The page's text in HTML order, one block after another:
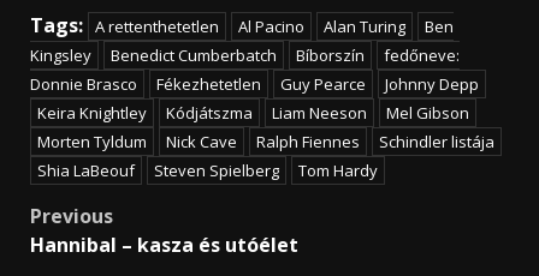
Tags: A rettenthetetlen Al Pacino Alan Turing
Ben
Kingsley
Benedict Cumberbatch Bíborszín
fedőneve:
Donnie Brasco
Fékezhetetlen Guy Pearce
Johnny Depp
Keira Knightley
Kódjátszma Liam Neeson
Mel Gibson
Morten Tyldum
Nick Cave Ralph Fiennes
Schindler listája
Shia LaBeouf
Steven Spielberg Tom Hardy
Post
Previous
Hannibal – kasza és utóélet